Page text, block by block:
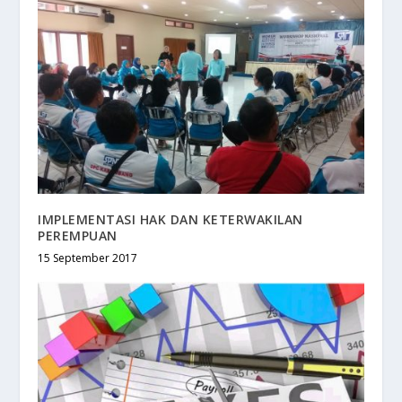
IMPLEMENTASI HAK DAN KETERWAKILAN
PEREMPUAN
15 September 2017